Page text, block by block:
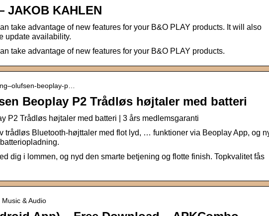
JAKOB KAHLEN
take advantage of new features for your B&O PLAY products. It will also
update availability.
take advantage of new features for your B&O PLAY products.
beoplay-p…
Beoplay P2 Trådløs højtaler med batteri
P2 Trådløs højtaler med batteri | 3 års medlemsgaranti
trådløs Bluetooth-højttaler med flot lyd, … funktioner via Beoplay App, og
dig i lommen, og nyd den smarte betjening og flotte finish. Topkvalitet fås
Music & Audio